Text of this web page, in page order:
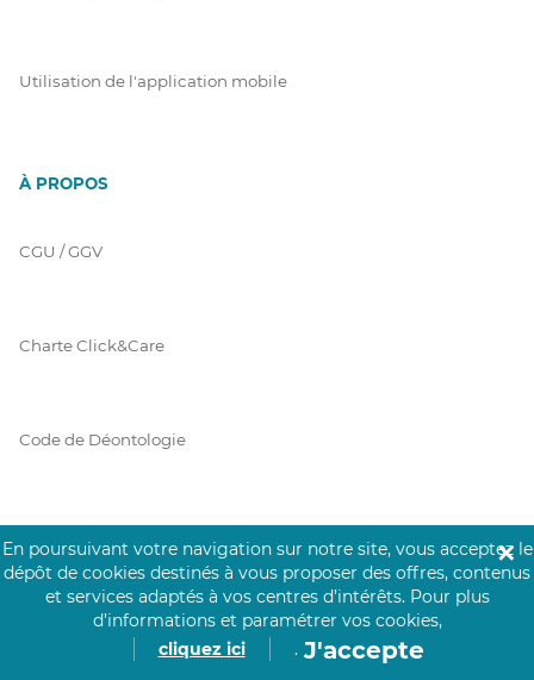
Utilisation de l'application mobile
À PROPOS
CGU / GGV
Charte Click&Care
Code de Déontologie
Prérequis Click&Care
En poursuivant votre navigation sur notre site, vous acceptez le
dépôt de cookies destinés à vous proposer des offres, contenus
et services adaptés à vos centres d’intérêts. Pour plus
d’informations et paramétrer vos cookies,
cliquez ici
. J'accepte
✕